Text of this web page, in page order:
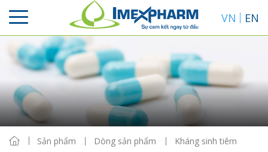
VN EN
Sản phẩm Dòng sản phẩm Kháng sinh tiêm
Sắp xếp
Hiển thị